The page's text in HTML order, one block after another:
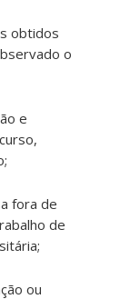
obtidos
o
e
fora de
de
ou